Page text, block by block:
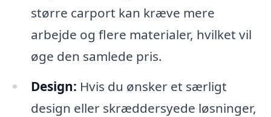
større carport kan kræve mere
arbejde og flere materialer, hvilket vil
øge den samlede pris.
Design: Hvis du ønsker et særligt
design eller skræddersyede løsninger,